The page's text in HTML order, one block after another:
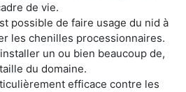
de vie.
possible de faire usage du nid à
les chenilles processionnaires.
un ou bien beaucoup de,
du domaine.
efficace contre les